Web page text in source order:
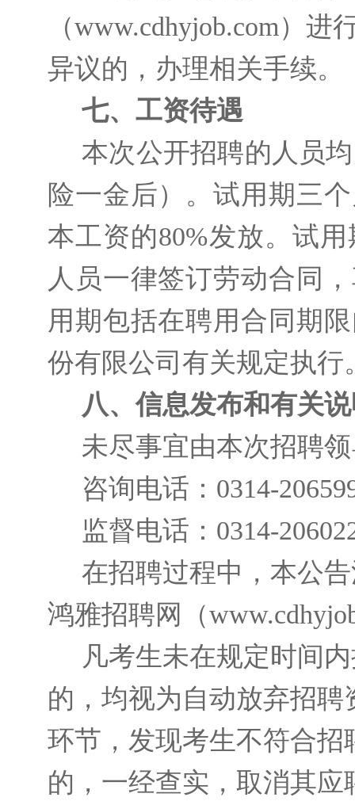
（www.cdhyjob.com）
异议的，办理相关手续。
七、工资待遇
本次公开招聘的人员
险一金后）。试用期三
本工资的80%发放。试
人员一律签订劳动合同
用期包括在聘用合同期
份有限公司有关规定执行
八、信息发布和有关
未尽事宜由本次招聘
咨询电话：0314-
监督电话：0314-
在招聘过程中，本公
鸿雅招聘网（
凡考生未在规定时间
的，均视为自动放弃招
环节，发现考生不符合
的，一经查实，取消其